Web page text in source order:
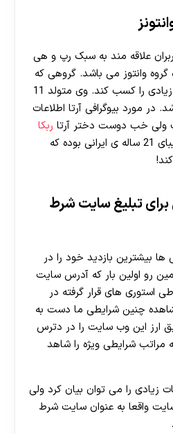
علاقه مند به سبک رپ و هی
گروه وانتوز می باشد. گروهی که
خب امروزه توانسته موفق زیادی را کسب کند. وی متولد 11
باشد. در مورد بیوگرافی آرتا اطلاعات
خب دوست دختر آرتا ربکا
می باشد. او مدل زیبای 21 ساله ی ایرانی بوده که
برای تبلیغ سایت شرط
ها بیشترین بازدید خود را در
رو اولین بار که آدرس سایت
استوری های قرار گرفته در
چنین شرایطی ما دست به
ارز این وب سایت را در دترس
مراتب شرایطی ویژه را شاهد
زیادی را می توان بیان کرد ولی
سایت واقعا به عنوان سایت شرط